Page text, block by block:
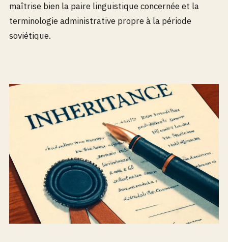
maîtrise bien la paire linguistique concernée et la
terminologie administrative propre à la période
soviétique.